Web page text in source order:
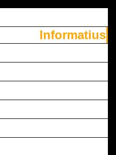
Informatius